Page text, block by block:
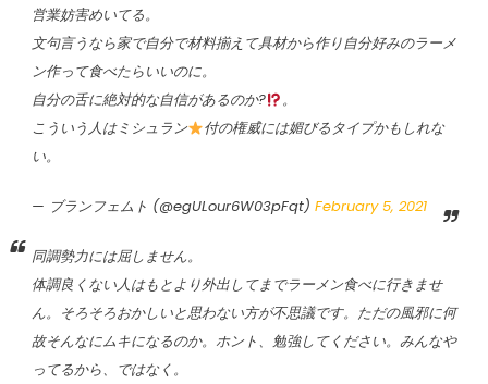
営業妨害めいてる。
文句言うなら家で自分で材料揃えて具材から作り自分好みのラーメ
ン作って食べたらいいのに。
自分の舌に絶対的な自信があるのか?
。
こういう人はミシュラン
付の権威には媚びるタイプかもしれな
い。
— ブランフェムト (@egULour6W03pFqt) February 5, 2021
同調勢力には屈しません。
体調良くない人はもとより外出してまでラーメン食べに行きませ
ん。そろそろおかしいと思わない方が不思議です。ただの風邪に何
故そんなにムキになるのか。ホント、勉強してください。みんなや
ってるから、ではなく。